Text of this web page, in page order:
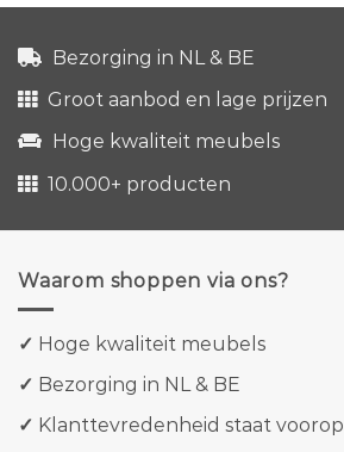
Bezorging in NL & BE
Groot aanbod en lage prijzen
Hoge kwaliteit meubels
10.000+ producten
Waarom shoppen via ons?
✓ Hoge kwaliteit meubels
✓ Bezorging in NL & BE
✓ Klanttevredenheid staat voorop